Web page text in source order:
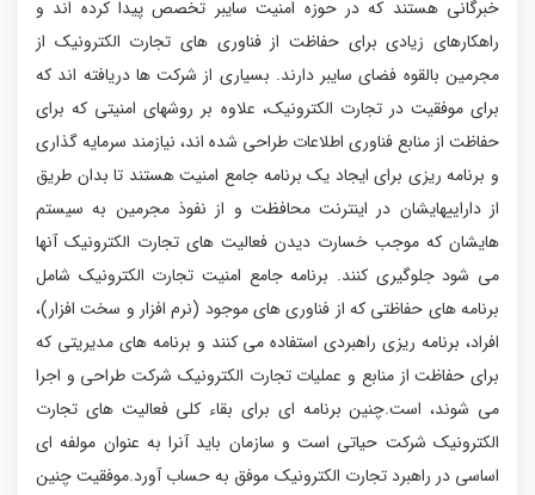
خبرگانی هستند که در حوزه امنیت سایبر تخصص پیدا کرده اند و
راهکارهای زیادی برای حفاظت از فناوری های تجارت الکترونیک از
مجرمین بالقوه فضای سایبر دارند. بسیاری از شرکت ها دریافته اند که
برای موفقیت در تجارت الکترونیک، علاوه بر روشهای امنیتی که برای
حفاظت از منابع فناوری اطلاعات طراحی شده اند، نیازمند سرمایه گذاری
و برنامه ریزی برای ایجاد یک برنامه جامع امنیت هستند تا بدان طریق
از داراییهایشان در اینترنت محافظت و از نفوذ مجرمین به سیستم
هایشان که موجب خسارت دیدن فعالیت های تجارت الکترونیک آنها
می شود جلوگیری کنند. برنامه جامع امنیت تجارت الکترونیک شامل
برنامه های حفاظتی که از فناوری های موجود (نرم افزار و سخت افزار)،
افراد، برنامه ریزی راهبردی استفاده می کنند و برنامه های مدیریتی که
برای حفاظت از منابع و عملیات تجارت الکترونیک شرکت طراحی و اجرا
می شوند، است.چنین برنامه ای برای بقاء کلی فعالیت های تجارت
الکترونیک شرکت حیاتی است و سازمان باید آنرا به عنوان مولفه ای
اساسی در راهبرد تجارت الکترونیک موفق به حساب آورد.موفقیت چنین